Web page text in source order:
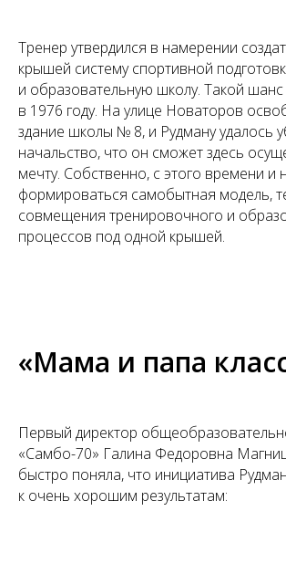
Тренер утвердился в намерении
крышей систему спортивной
и образовательную школу. Такой шанс
в 1976 году. На улице Новаторов
здание школы № 8, и Рудману удалось
начальство, что он сможет здесь
мечту. Собственно, с этого времени и
формироваться самобытная модель,
совмещения тренировочного и
процессов под одной крышей.
«Мама и папа
Первый директор
«Самбо-70» Галина Федоровна
быстро поняла, что инициатива
к очень хорошим результатам: